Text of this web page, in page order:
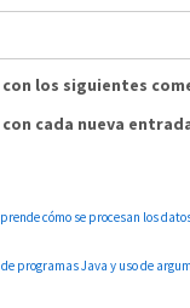
los siguientes
cada nueva
cómo se procesan los
programas Java y uso de